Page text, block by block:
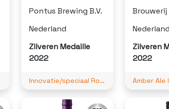
Pontus Brewing B.V.
Nederland
Zilveren Medaille
2022
Innovatie/speciaal Rook
Brouwerij
Nederland
Zilveren
2022
Amber Ale